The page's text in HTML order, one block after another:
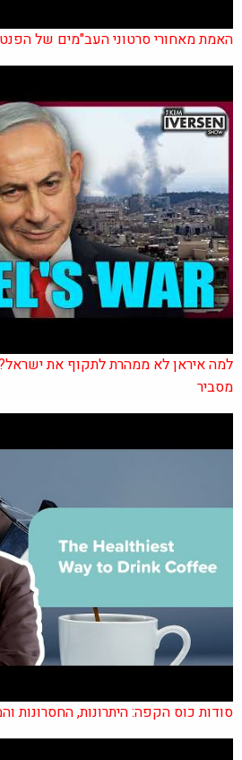
האמת מאחורי סרטוני העב"מים של
למה איראן לא ממהרת לתקוף את
מסביר
סודות כוס הקפה: היתרונות, החסרונות